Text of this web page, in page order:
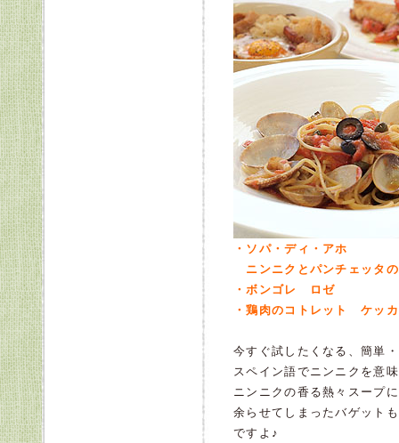
・ソパ・ディ・アホ
ニンニクとパンチェッタ
・ボンゴレ ロゼ
・鶏肉のコトレット ケッ
今すぐ試したくなる、簡単
スペイン語でニンニクを意
ニンニクの香る熱々スープ
余らせてしまったバゲット
ですよ♪